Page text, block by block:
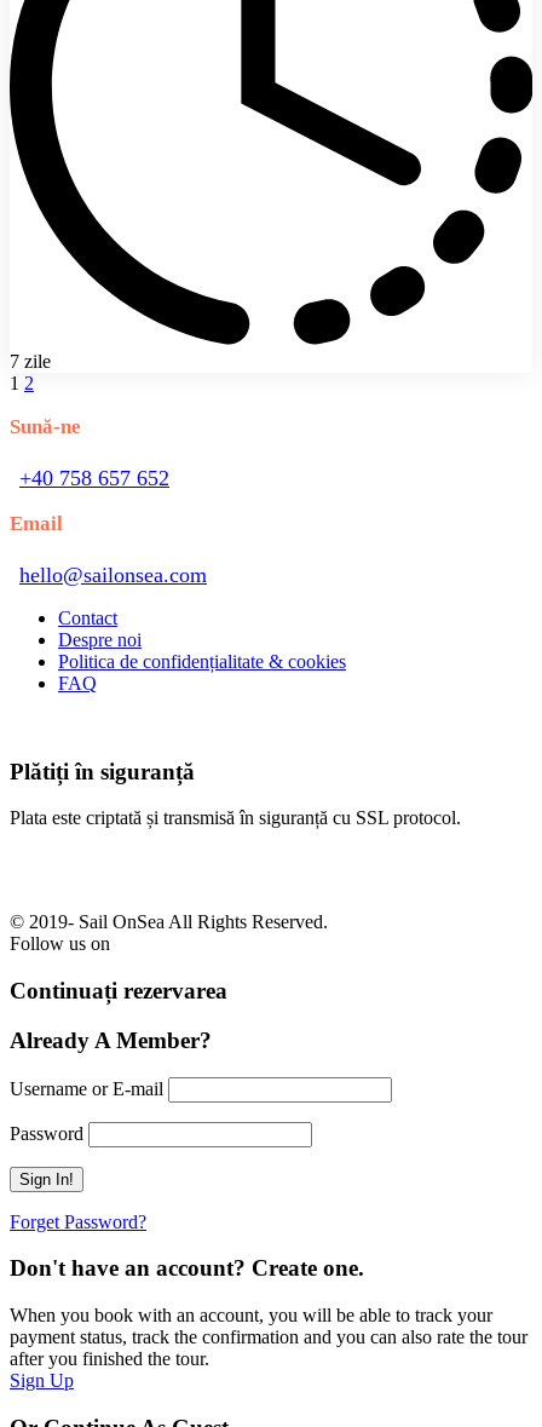
7 zile
1 2
Sună-ne
+40 758 657 652
Email
hello@sailonsea.com
Contact
Despre noi
Politica de confidențialitate & cookies
FAQ
Plătiți în siguranță
Plata este criptată și transmisă în siguranță cu SSL protocol.
© 2019- Sail OnSea All Rights Reserved.
Follow us on
Continuați rezervarea
Already A Member?
Username or E-mail
Password
Forget Password?
Don't have an account? Create one.
When you book with an account, you will be able to track your
payment status, track the confirmation and you can also rate the tour
after you finished the tour.
Sign Up